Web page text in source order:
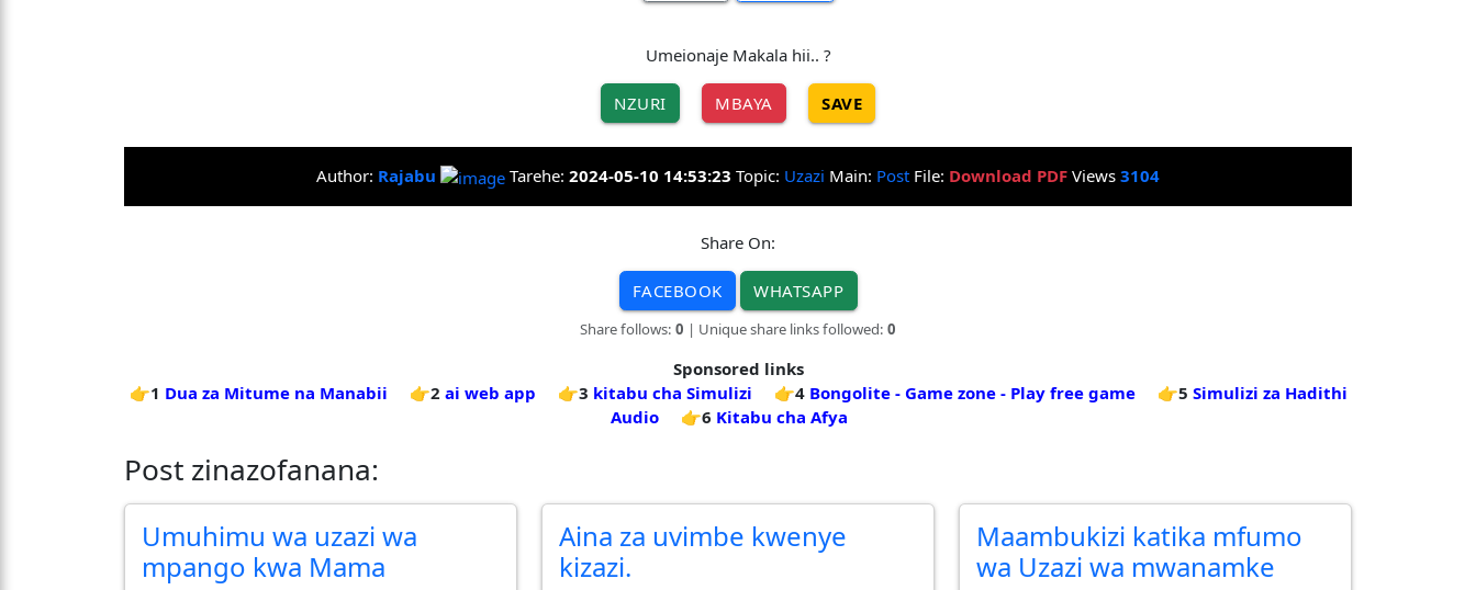
Umeionaje Makala hii.. ?
NZURI MBAYA SAVE
Author: Rajabu Tarehe: 2024-05-10 14:53:23 Topic: Uzazi Main: Post File: Download PDF Views 3104
Share On:
FACEBOOK WHATSAPP
Share follows: 0 | Unique share links followed: 0
Sponsored links
👉1 Dua za Mitume na Manabii 👉2 ai web app 👉3 kitabu cha Simulizi 👉4 Bongolite - Game zone - Play free game 👉5 Simulizi za Hadithi
Audio
👉6 Kitabu cha Afya
Post zinazofanana:
Umuhimu wa uzazi wa
mpango kwa Mama
Aina za uvimbe kwenye
kizazi.
Maambukizi katika mfumo
wa Uzazi wa mwanamke